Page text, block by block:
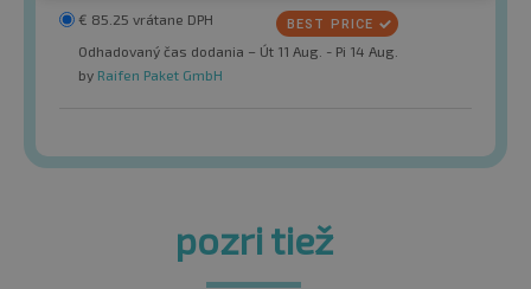
€ 85.25 vrátane DPH
Odhadovaný čas dodania – Út 11 Aug. - Pi 14 Aug.
by Raifen Paket GmbH
pozri tiež